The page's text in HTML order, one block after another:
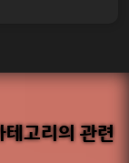
테고리의 관련